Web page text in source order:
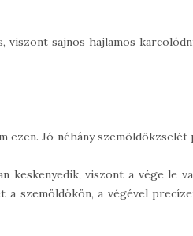
viszont sajnos hajlamos
ezen. Jó néhány szemöldökzselét
keskenyedik, viszont a vége le
a szemöldökön, a végével